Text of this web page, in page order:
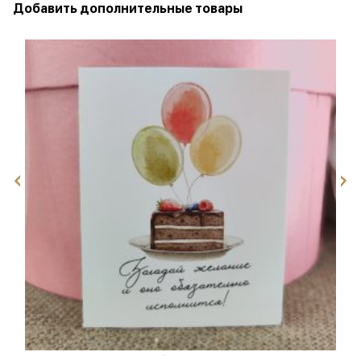
Добавить дополнительные товары